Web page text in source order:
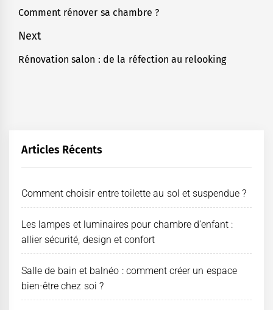
de
l’article
Previous
Comment rénover sa chambre ?
Next
Next
Rénovation salon : de la réfection au relooking
Articles Récents
Comment choisir entre toilette au sol et suspendue ?
Les lampes et luminaires pour chambre d’enfant :
allier sécurité, design et confort
Salle de bain et balnéo : comment créer un espace
bien-être chez soi ?